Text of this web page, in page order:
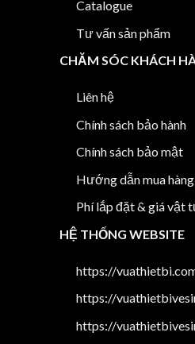
Catalogue
Tư vấn sản phẩm
CHĂM SÓC KHÁCH
Liên hệ
Chính sách bảo hành
Chính sách bảo mật
Hướng dẫn mua hàng
Phí lắp đặt & giá vật
HỆ THỐNG WEBSITE
https://
https://
https://